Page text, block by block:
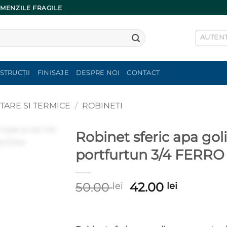
FRAGILE
FINISAJE DESPRE NOI CONTACT
SI TERMICE / ROBINETI
Robinet sferic apa
portfurtun 3/4 FERRO
50.00lei
Prețul
42.00 lei
42.00 lei.